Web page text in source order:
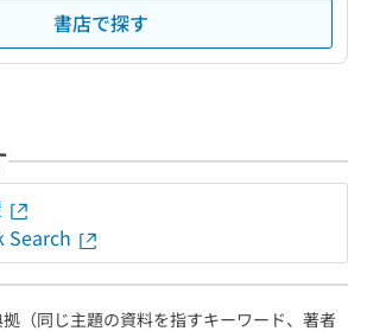
書店で探す
Search
（同じ主題の資料を指すキーワード、著者